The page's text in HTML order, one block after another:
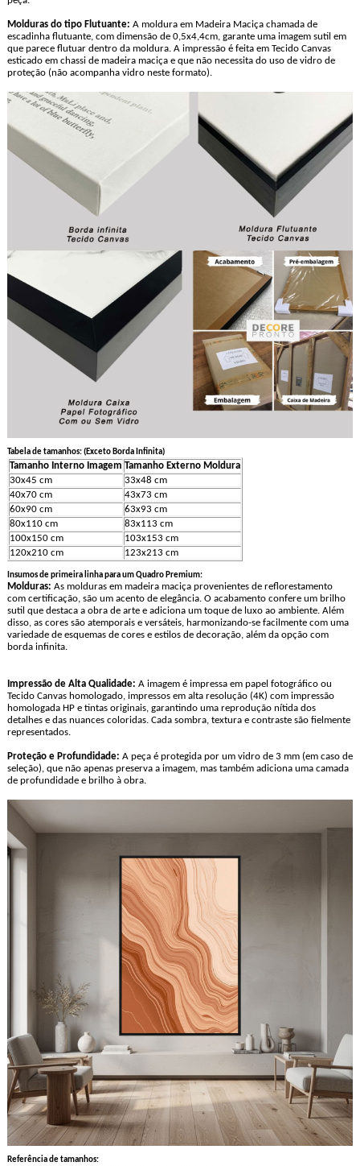
Molduras do tipo Flutuante: A moldura em Madeira Maciça chamada de
escadinha flutuante, com dimensão de 0,5x4,4cm, garante uma imagem sutil em
que parece flutuar dentro da moldura. A impressão é feita em Tecido Canvas
esticado em chassi de madeira maciça e que não necessita do uso de vidro de
proteção (não acompanha vidro neste formato).
Tabela de tamanhos: (Exceto Borda Infinita)
Tamanho Interno Imagem Tamanho Externo Moldura
30x45 cm
33x48 cm
40x70 cm
43x73 cm
60x90 cm
63x93 cm
80x110 cm
83x113 cm
100x150 cm
103x153 cm
120x210 cm
123x213 cm
Insumos de primeira linha para um Quadro Premium:
Molduras: As molduras em madeira maciça provenientes de reflorestamento
com certificação, são um acento de elegância. O acabamento confere um brilho
sutil que destaca a obra de arte e adiciona um toque de luxo ao ambiente. Além
disso, as cores são atemporais e versáteis, harmonizando-se facilmente com uma
variedade de esquemas de cores e estilos de decoração, além da opção com
borda infinita.
Impressão de Alta Qualidade: A imagem é impressa em papel fotográfico ou
Tecido Canvas homologado, impressos em alta resolução (4K) com impressão
homologada HP e tintas originais, garantindo uma reprodução nítida dos
detalhes e das nuances coloridas. Cada sombra, textura e contraste são fielmente
representados.
Proteção e Profundidade: A peça é protegida por um vidro de 3 mm (em caso de
seleção), que não apenas preserva a imagem, mas também adiciona uma camada
de profundidade e brilho à obra.
Referência de tamanhos: